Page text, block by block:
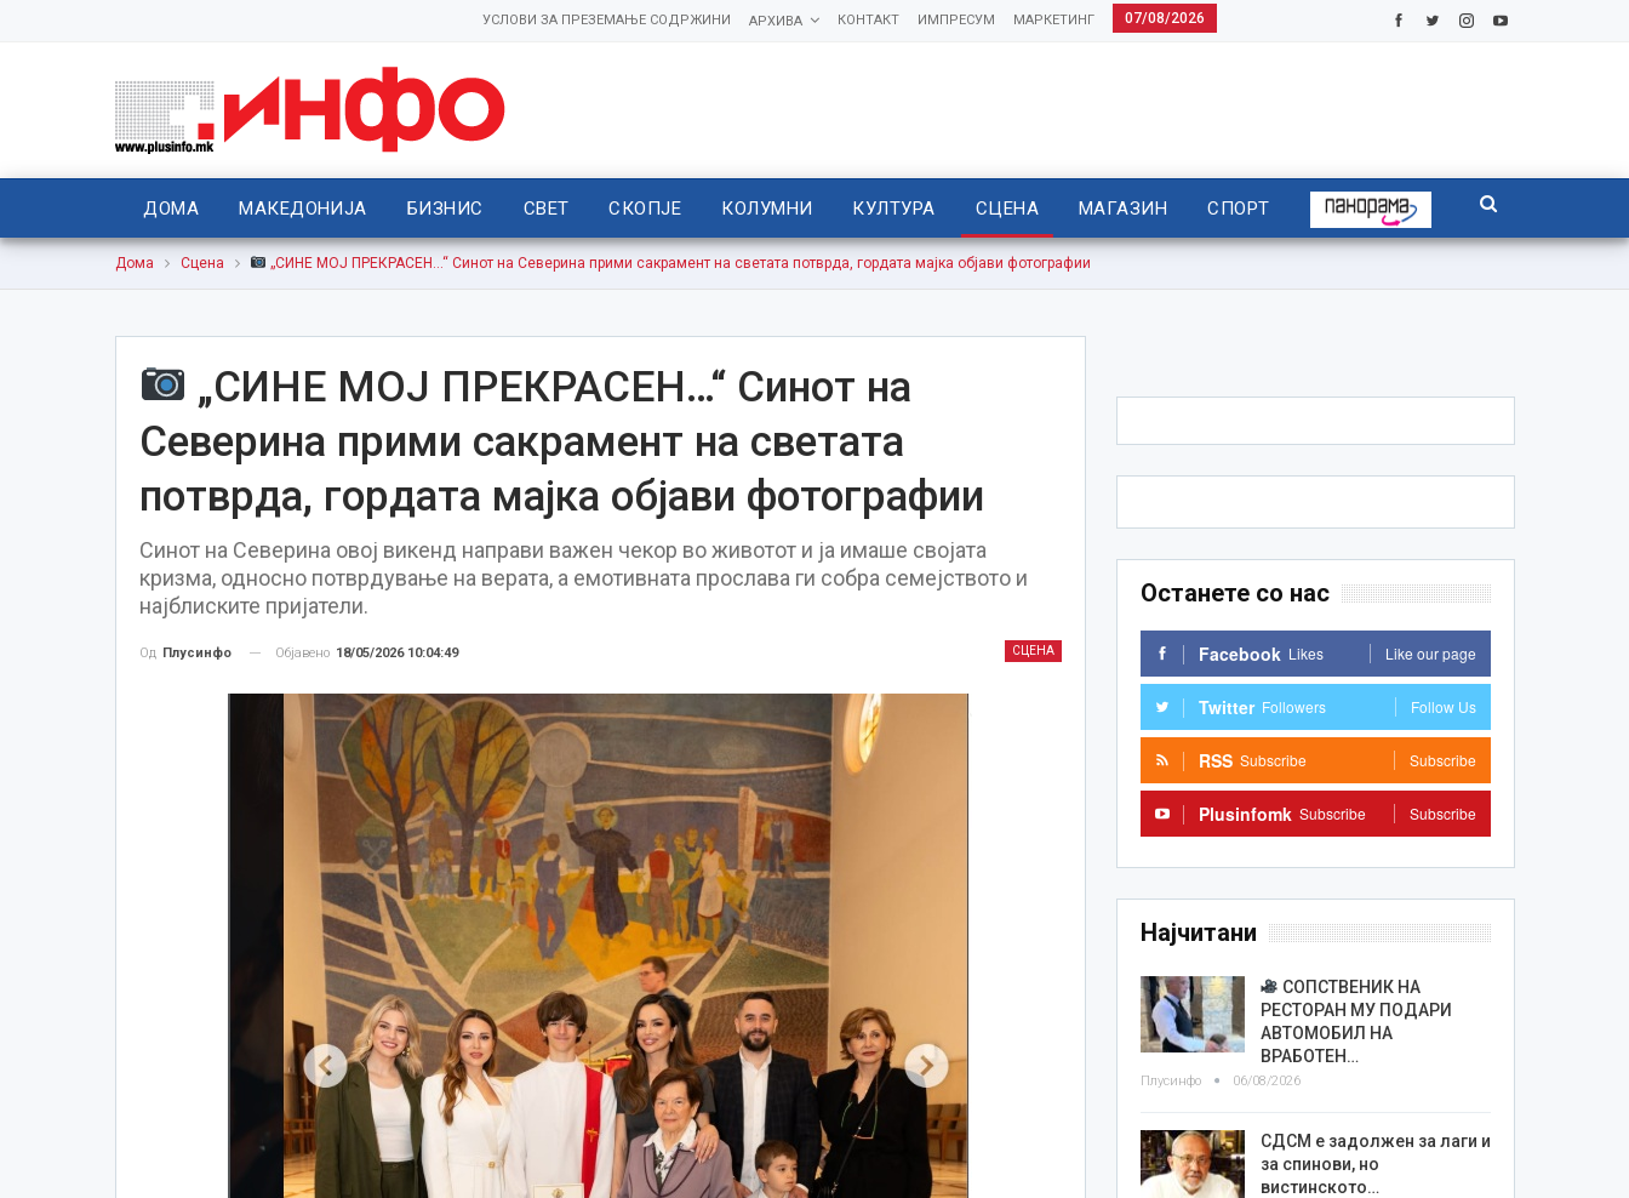
07/08/2026
МАРКЕТИНГ
ИМПРЕСУМ
КОНТАКТ
АРХИВА
УСЛОВИ ЗА ПРЕЗЕМАЊЕ СОДРЖИНИ
ДОМА МАКЕДОНИЈА БИЗНИС СВЕТ СКОПЈЕ КОЛУМНИ КУЛТУРА СЦЕНА МАГАЗИН СПОРТ
Дома Сцена „СИНЕ МОЈ ПРЕКРАСЕН…“ Синот на Северина прими сакрамент на светата потврда, гордата мајка објави фотографии
„СИНЕ МОЈ ПРЕКРАСЕН…“ Синот на
Северина прими сакрамент на светата
потврда, гордата мајка објави фотографии
Синот на Северина овој викенд направи важен чекор во животот и ја имаше својата
кризма, односно потврдување на верата, а емотивната прослава ги собра семејството и
најблиските пријатели.
СЦЕНА
Од Плусинфо Објавено 18/05/2026 10:04:49
Останете со нас
Facebook Likes Like our page
Twitter Followers Follow Us
RSS Subscribe Subscribe
Plusinfomk Subscribe Subscribe
Најчитани
СОПСТВЕНИК НА
РЕСТОРАН МУ ПОДАРИ
АВТОМОБИЛ НА
ВРАБОТЕН…
Плусинфо 06/08/2026
СДСМ е задолжен за лаги и
за спинови, но
вистинското…